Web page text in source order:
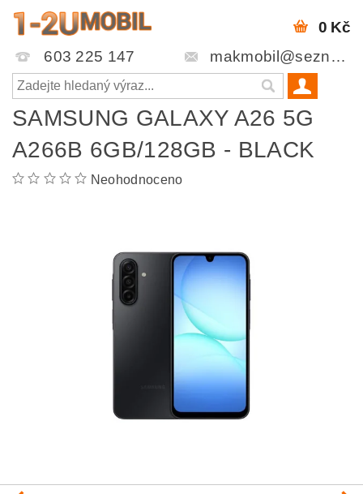
603 225 147 makmobil@seznam.cz
0 Kč
SAMSUNG GALAXY A26 5G
A266B 6GB/128GB - BLACK
Neohodnoceno